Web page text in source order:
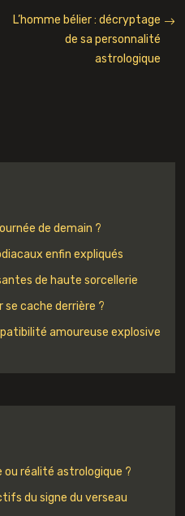
L’homme bélier : décryptage
de sa personnalité
astrologique
de demain ?
enfin expliqués
de haute sorcellerie
se cache derrière ?
amoureuse explosive
ou réalité astrologique ?
du signe du verseau